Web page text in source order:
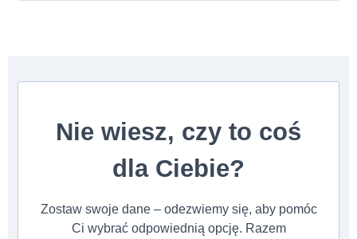
Nie wiesz, czy to coś
dla Ciebie?
Zostaw swoje dane – odezwiemy się, aby pomóc
Ci wybrać odpowiednią opcję. Razem